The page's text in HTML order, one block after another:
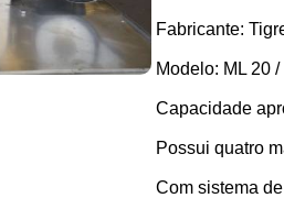
Fabricante:
Modelo: ML 20 /
Capacidade
Possui quatro
Com sistema